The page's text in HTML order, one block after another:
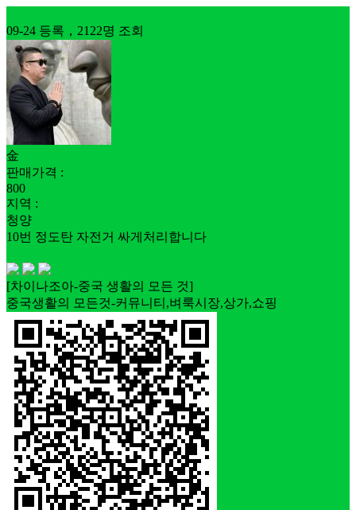
09-24 등록，2122명 조회
金
판매가격 :
800
지역 :
청양
10번 정도탄 자전거 싸게처리합니다
[차이나조아-중국 생활의 모든 것]
중국생활의 모든것-커뮤니티,벼룩시장,상가,쇼핑